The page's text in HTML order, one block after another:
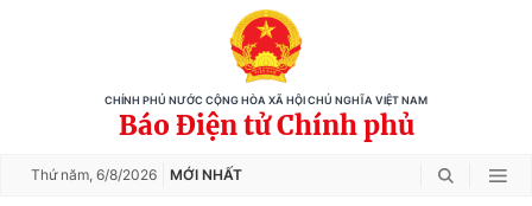
CHÍNH PHỦ NƯỚC CỘNG HÒA XÃ HỘI CHỦ NGHĨA VIỆT NAM
Báo Điện tử Chính phủ
Thứ năm, 6/8/2026 MỚI NHẤT